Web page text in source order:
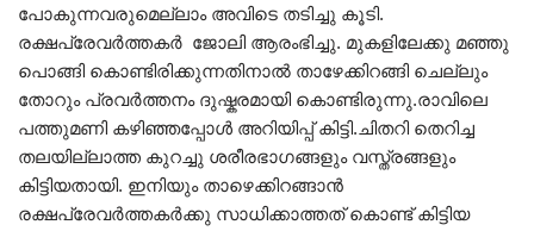
പോകുന്നവരുമെല്ലാം അവിടെ തടിച്ചു കൂടി.
രക്ഷപ്രേവർത്തകർ ജോലി ആരംഭിച്ചു. മുകളിലേക്കു മഞ്ഞു
പൊങ്ങി കൊണ്ടിരിക്കുന്നതിനാൽ താഴേക്കിറങ്ങി ചെല്ലും
തോറും പ്രവർത്തനം ദുഷ്കരമായി കൊണ്ടിരുന്നു.രാവിലെ
പത്തുമണി കഴിഞ്ഞപ്പോൾ അറിയിപ്പ് കിട്ടി.ചിതറി തെറിച്ച
തലയില്ലാത്ത കുറച്ചു ശരീരഭാഗങ്ങളും വസ്ത്രങ്ങളും
കിട്ടിയതായി. ഇനിയും താഴെക്കിറങ്ങാൻ
രക്ഷപ്രേവർത്തകർക്കു സാധിക്കാത്തത് കൊണ്ട് കിട്ടിയ